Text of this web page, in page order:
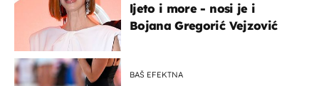
ljeto i more - nosi je i
Bojana Gregorić Vejzović
BAŠ EFEKTNA